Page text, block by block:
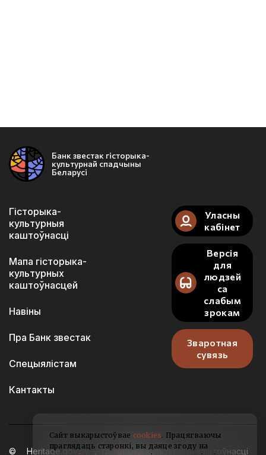
Банк звестак гісторыка-
культурнай спадчыны
Беларусі
Гісторыка-
культурныя
каштоўнасці
Мапа гісторыка-
культурных
каштоўнасцей
Навіны
Пра Банк звестак
Спецыялістам
Кантакты
Уласны
кабінет
Версія
для
людзей
са
слабым
зрокам
Зваротная
сувязь
Heritage.gov.by — гісторыка-культурныя каштоўнасці
Сайт выкарыстоўвае cookies. Працягваючы
праглядаць старонкі, вы даяце згоду на